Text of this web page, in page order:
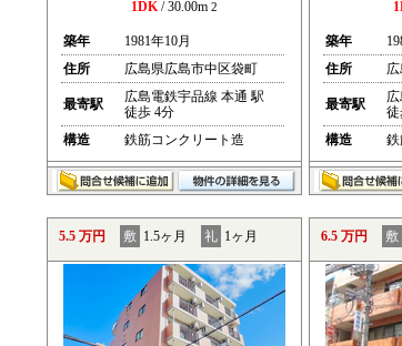
1DK/ 30.00m 2
築年
1981年10月
住所
広島県広島市中区袋町
最寄駅
広島電鉄宇品線 本通 駅
徒歩 4分
構造
鉄筋コンクリート造
築年
住所
最寄駅
徒
構造
鉄
5.5 万円 敷 1.5ヶ月 礼 1ヶ月 6.5 万円 敷